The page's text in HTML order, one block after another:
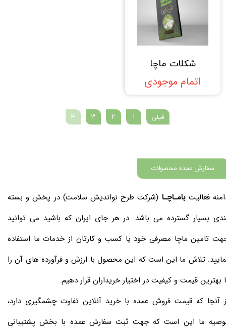
شکلات ماچا
اتمام موجودی
قبلی ۱ ۲ ۳ ۴
سفارش عمده محصولات
فعالیت بامـاچـا (شرکت طرح نواندیش سلامت) در پخش و بسته
بسیار گسترده می باشد. در هر جای ایران که باشید می توانید
تامین ماچا مصرفی خود یا کسب و کارتان از خدمات ما استفاده
تلاش ما این است که این محصول با ارزش و فرآورده های آن را
بهترین قیمت و کیفیت در اختیار خریداران قرار دهیم.
آنجا که قیمت فروش عمده با خرید آنلاین تفاوت چشمگیری دارد،
ما این است که جهت ثبت سفارش عمده با بخش پشتیبانی